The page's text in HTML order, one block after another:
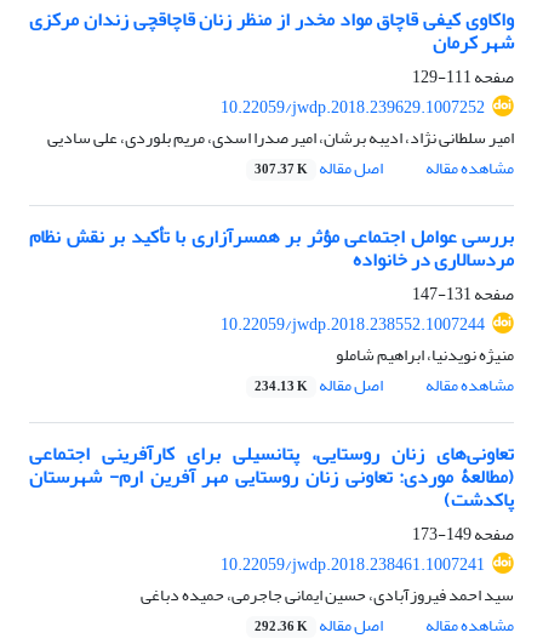
واکاوی کیفی قاچاق مواد مخدر از منظر زنان قاچاقچی زندان مرکزی
شهر کرمان
صفحه111-129
10.22059/jwdp.2018.239629.1007252
امیر سلطانی نژاد، ادیبه برشان، امیر صدرا اسدی، مریم بلوردی، علی سادیی
مشاهده مقاله
اصل مقاله 307.37 K
بررسی عوامل اجتماعی مؤثر بر همسرآزاری با تأکید بر نقش نظام
مردسالاری در خانواده
صفحه131-147
10.22059/jwdp.2018.238552.1007244
منیژه نویدنیا، ابراهیم شاملو
مشاهده مقاله
اصل مقاله 234.13 K
تعاونی‌های زنان روستایی، پتانسیلی برای کارآفرینی اجتماعی
(مطالعۀ موردی: تعاونی زنان روستایی مهر آفرین ارم- شهرستان
پاکدشت)
صفحه149-173
10.22059/jwdp.2018.238461.1007241
سید احمد فیروزآبادی، حسین ایمانی جاجرمی، حمیده دباغی
مشاهده مقاله
اصل مقاله 292.36 K